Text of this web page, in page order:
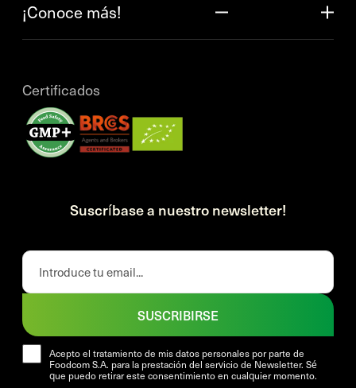
¡Conoce más!
Certificados
Suscríbase a nuestro newsletter!
Acepto el tratamiento de mis datos personales por parte de
Foodcom S.A. para la prestación del servicio de Newsletter. Sé
que puedo retirar este consentimiento en cualquier momento.
SUSCRIBIRSE